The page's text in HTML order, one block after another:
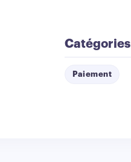
Catégories
Paiement